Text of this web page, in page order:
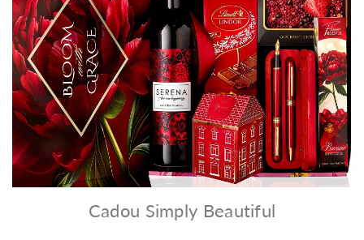
Cadou Simply Beautiful